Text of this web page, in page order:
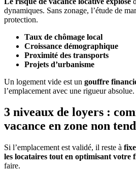
dynamiques. Sans zonage, l’étude de
protection.
Taux de chômage local
Croissance démographique
Proximité des transports
Projets d’urbanisme
Un logement vide est un gouffre
l’emplacement avec une rigueur absolue.
3 niveaux de loyers :
vacance en zone non
Si l’emplacement est validé, il reste à
les locataires tout en optimisant votre
faire.